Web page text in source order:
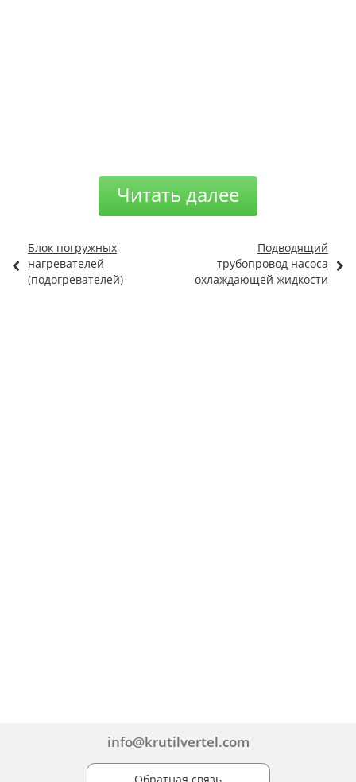
Читать далее
Блок погружных
нагревателей
(подогревателей)
Подводящий
трубопровод насоса
охлаждающей жидкости
info@krutilvertel.com